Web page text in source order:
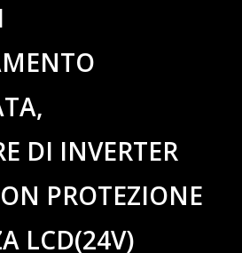
DI INVERTER
PROTEZIONE
LCD(24V)